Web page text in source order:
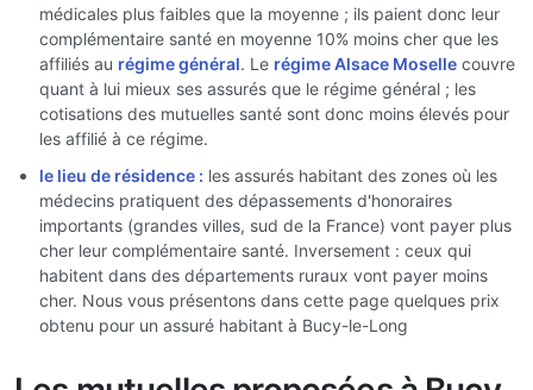
médicales plus faibles que la moyenne ; ils paient donc leur
complémentaire santé en moyenne 10% moins cher que les
affiliés au régime général. Le régime Alsace Moselle couvre
quant à lui mieux ses assurés que le régime général ; les
cotisations des mutuelles santé sont donc moins élevés pour
les affilié à ce régime.
le lieu de résidence : les assurés habitant des zones où les
médecins pratiquent des dépassements d'honoraires
importants (grandes villes, sud de la France) vont payer plus
cher leur complémentaire santé. Inversement : ceux qui
habitent dans des départements ruraux vont payer moins
cher. Nous vous présentons dans cette page quelques prix
obtenu pour un assuré habitant à Bucy-le-Long